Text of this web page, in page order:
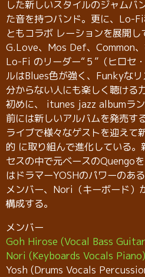
した新しいスタイルのジャム
た音を持つバンド。更に、Lo-
ともコラボ レーションを展開し
G.Love、Mos Def、Common
Lo-Fi のリーダー“５”（ヒロセ
ルはBlues色が強く、Funkyな
分からない人にも楽しく聴け
初めに、 itunes jazz albumラ
前には新しいアルバムを発売す
ライブで様々なゲストを迎えて
的 に取り組んで進化している
セスの中で元ベースのQuengo
はドラマーYOSHのパワーのあ
メンバー、Nori（キーボード
構成する。
メンバー
Goh Hirose (Vocal Bass
Nori (Keyboards Vocals Piano)
Yosh (Drums Vocals